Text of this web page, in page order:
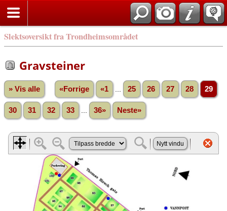
Slektsoversikt fra Trondheimsområdet
Gravsteiner
» Vis alle «Forrige «1 25 26 27 28 29
30 31 32 33 36» Neste»